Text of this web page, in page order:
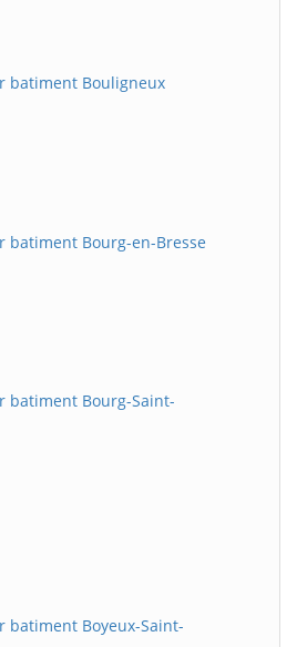
batiment Bouligneux
batiment Bourg-en-Bresse
batiment Bourg-Saint-
batiment Boyeux-Saint-